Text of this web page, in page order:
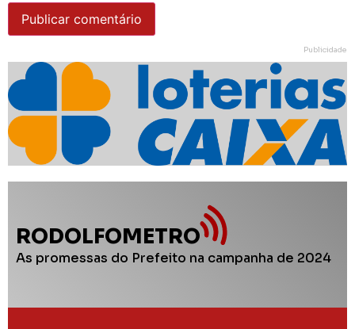
Publicidade
RODOLFOMETRO
As promessas do Prefeito na campanha de 2024